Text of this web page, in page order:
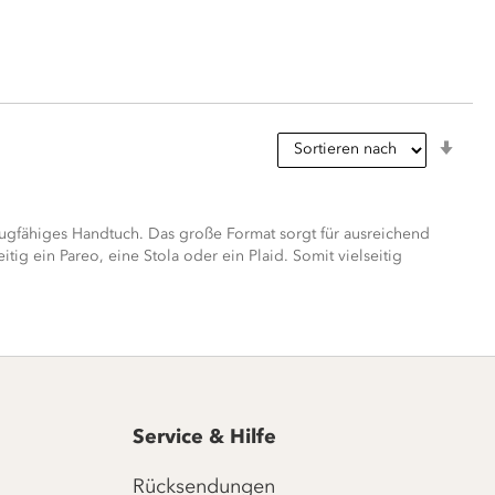
Handtuch. Das große Format sorgt für ausreichend
ein Pareo, eine Stola oder ein Plaid. Somit vielseitig
Service & Hilfe
Rücksendungen